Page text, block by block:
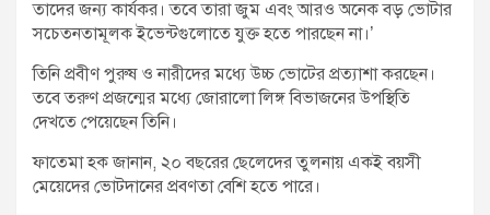
তাদের জন্য কার্যকর। তবে তারা জুম এবং আরও অনেক বড় ভোটার
সচেতনতামূলক ইভেন্টগুলোতে যুক্ত হতে পারছেন না।’
তিনি প্রবীণ পুরুষ ও নারীদের মধ্যে উচ্চ ভোটের প্রত্যাশা করছেন।
তবে তরুণ প্রজন্মের মধ্যে জোরালো লিঙ্গ বিভাজনের উপস্থিতি
দেখতে পেয়েছেন তিনি।
ফাতেমা হক জানান, ২০ বছরের ছেলেদের তুলনায় একই বয়সী
মেয়েদের ভোটদানের প্রবণতা বেশি হতে পারে।